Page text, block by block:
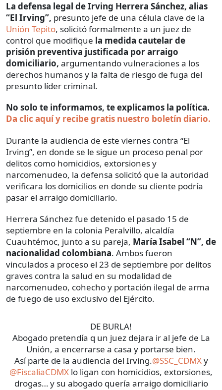
La defensa legal de Irving Herrera Sánchez, alias
“El Irving”, presunto jefe de una célula clave de la
Unión Tepito, solicitó formalmente a un juez de
control que modifique la medida cautelar de
prisión preventiva justificada por arraigo
domiciliario, argumentando vulneraciones a los
derechos humanos y la falta de riesgo de fuga del
presunto líder criminal.
No solo te informamos, te explicamos la política.
Da clic aquí y recibe gratis nuestro boletín diario.
Durante la audiencia de este viernes contra “El
Irving”, en donde se le sigue un proceso penal por
delitos como homicidios, extorsiones y
narcomenudeo, la defensa solicitó que la autoridad
verificara los domicilios en donde su cliente podría
pasar el arraigo domiciliario.
Herrera Sánchez fue detenido el pasado 15 de
septiembre en la colonia Peralvillo, alcaldía
Cuauhtémoc, junto a su pareja, María Isabel “N”, de
nacionalidad colombiana. Ambos fueron
vinculados a proceso el 23 de septiembre por delitos
graves contra la salud en su modalidad de
narcomenudeo, cohecho y portación ilegal de arma
de fuego de uso exclusivo del Ejército.
DE BURLA!
Abogado pretendía q un juez dejara ir al jefe de La
Unión, a encerrarse a casa y portarse bien.
Así parte de la audiencia del Irving.@SSC_CDMXy
@FiscaliaCDMX lo ligan con homicidios, extorsiones,
drogas… y su abogado quería arraigo domiciliario